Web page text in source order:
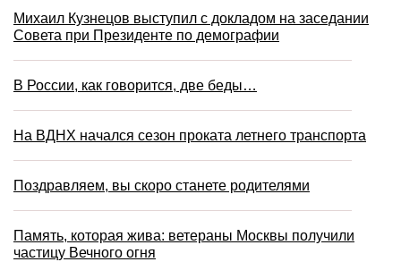
Михаил Кузнецов выступил с докладом на заседании
Совета при Президенте по демографии
В России, как говорится, две беды…
На ВДНХ начался сезон проката летнего транспорта
Поздравляем, вы скоро станете родителями
Память, которая жива: ветераны Москвы получили
частицу Вечного огня